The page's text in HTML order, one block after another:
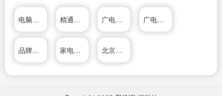
电脑公司系统官网 精通维修下载站 广电电器网 广电电器网
品牌联系方式第1部分 家电维修资料网 北京家电维修网